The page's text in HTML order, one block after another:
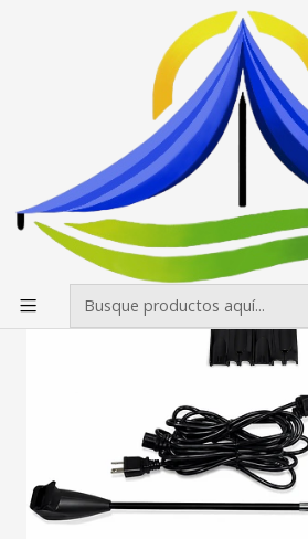
Envíos gratis desde $500.000 en
Paneles Araña Accesorios para
Foco Halogeno Panel Publicitario